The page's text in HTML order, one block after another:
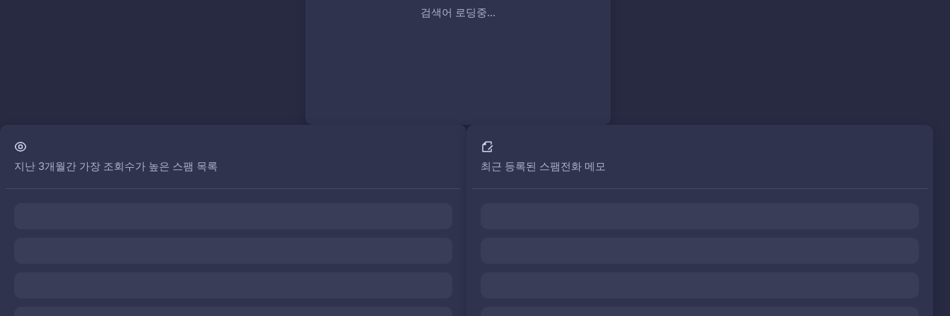
검색어 로딩중...
지난 3개월간 가장 조회수가 높은 스팸 목록 최근 등록된 스팸전화 메모